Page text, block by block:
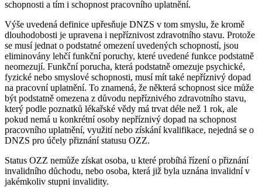
schopnosti a tím i schopnost pracovního uplatnění.
Výše uvedená definice upřesňuje DNZS v tom smyslu, že kromě
dlouhodobosti je upravena i nepříznivost zdravotního stavu. Protože
se musí jednat o podstatné omezení uvedených schopností, jsou
eliminovány lehčí funkční poruchy, které uvedené funkce podstatně
neomezují. Funkční porucha, která podstatně omezuje psychické,
fyzické nebo smyslové schopnosti, musí mít také nepříznivý dopad
na pracovní uplatnění. To znamená, že některá schopnost sice může
být podstatně omezena z důvodu nepříznivého zdravotního stavu,
který podle poznatků lékařské vědy má trvat déle než 1 rok, ale
pokud nemá u konkrétní osoby nepříznivý dopad na schopnost
pracovního uplatnění, využití nebo získání kvalifikace, nejedná se o
DNZS pro účely přiznání statusu OZZ.
Status OZZ nemůže získat osoba, u které probíhá řízení o přiznání
invalidního důchodu, nebo osoba, která již byla uznána invalidní v
jakémkoliv stupni invalidity.